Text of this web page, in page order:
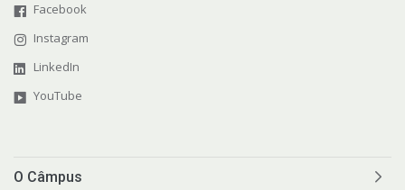
Facebook
Instagram
LinkedIn
YouTube
O Câmpus